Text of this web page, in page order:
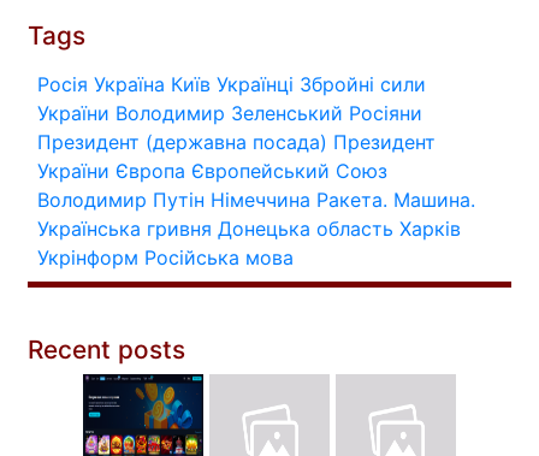
Tags
Росія Україна Київ Українці Збройні сили
України Володимир Зеленський Росіяни
Президент (державна посада) Президент
України Європа Європейський Союз
Володимир Путін Німеччина Ракета. Машина.
Українська гривня Донецька область Харків
Укрінформ Російська мова
Recent posts